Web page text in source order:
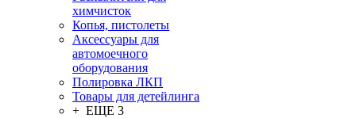
химчисток
Копья, пистолеты
Аксессуары для
автомоечного
оборудования
Полировка ЛКП
Товары для детейлинга
+ ЕЩЕ 3